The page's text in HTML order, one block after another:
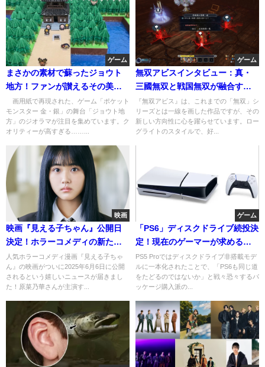
ゲーム
まさかの素材で蘇ったジョウト
地方！ファンが讃えるその美し
さとは？
画用紙で再現された、ゲーム「ポケット
モンスター 金・銀」の舞台「ジョウト地
方」のジオラマが注目を集めています。ク
オリティーが高すぎる……...
ゲーム
無双アビスインタビュー：真・
三國無双と戦国無双が融合す
る！
『無双アビス』は、これまでの「無双」シ
リーズとは一線を画した作品ですが、その
新しい方向性に心を躍らせています。ロー
グライトのスタイルで、好...
映画
映画『見える子ちゃん』公開日
決定！ホラーコメディの新たな
幕開け
人気ホラーコメディ漫画『見える子ちゃ
ん』の映画がついに2025年6月6日に公開
されるという嬉しいニュースが届きまし
た！原菜乃華さんが主演す...
ゲーム
「PS6」ディスクドライブ続投決
定！現在のゲーマーが求める理
由とは
PS5 Proではディスクドライブ非搭載モデ
ルに一本化されたことで、「PS6も同じ道
をたどるのではないか」と戦々恐々するパ
ッケージ購入派の...